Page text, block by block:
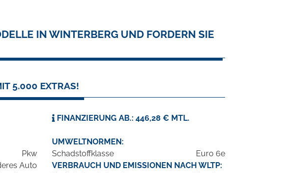
IN WINTERBERG UND FORDERN SIE
5.000 EXTRAS!
FINANZIERUNG AB.: 446,28 € MTL.
Pkw
Auto
UMWELTNORMEN:
Schadstoffklasse
Euro 6e
VERBRAUCH UND EMISSIONEN NACH WLTP: